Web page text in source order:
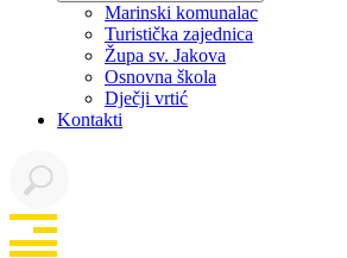
Marinski komunalac
Turistička zajednica
Župa sv. Jakova
Osnovna škola
Dječji vrtić
Kontakti